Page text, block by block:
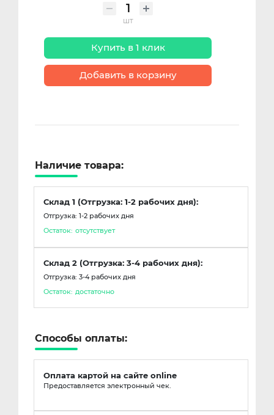
шт
Купить в 1 клик
Добавить в корзину
Наличие товара:
Склад 1 (Отгрузка: 1-2 рабочих дня):
Отгрузка: 1-2 рабочих дня
Остаток: отсутствует
Склад 2 (Отгрузка: 3-4 рабочих дня):
Отгрузка: 3-4 рабочих дня
Остаток: достаточно
Способы оплаты:
Оплата картой на сайте online
Предоставляется электронный чек.